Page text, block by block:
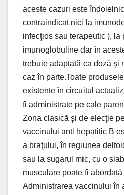
aceste cazuri este
contraindicat nici la
infecţios sau terapeutic ), la
imunoglobuline dar în
trebuie adaptată ca doză şi
caz în parte.Toate
existente în circuitul
fi administrate pe cale
Zona clasică şi de elecţie
vaccinului anti hepatitic B
a braţului, în regiunea
sau la sugarul mic, cu o
musculare poate fi
Administrarea vaccinului în